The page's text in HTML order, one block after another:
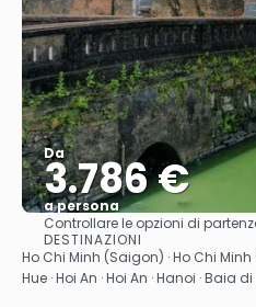
Da
3.786 €
a persona
Controllare le opzioni di
DESTINAZIONI
Ho Chi Minh (Saigon) · Ho Chi
Hue · Hoi An · Hoi An · Hanoi · Baia